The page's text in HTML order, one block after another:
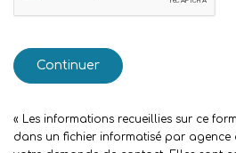
Continuer
« Les informations recueillies sur ce
dans un fichier informatisé par